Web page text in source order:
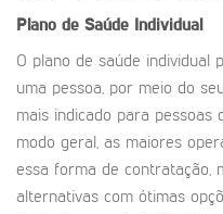
Plano de Saúde Individual
O plano de saúde individual
uma pessoa, por meio do
mais indicado para pessoas
modo geral, as maiores
essa forma de contratação,
alternativas com ótimas